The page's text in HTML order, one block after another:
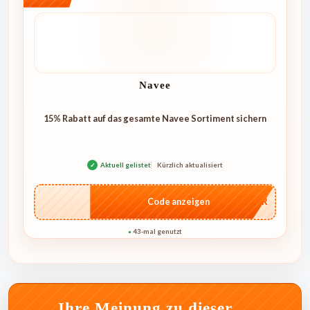
Navee
15% Rabatt auf das gesamte Navee Sortiment sichern
✓ Aktuell gelistet Kürzlich aktualisiert
…MMER
Code anzeigen
● 43-mal genutzt